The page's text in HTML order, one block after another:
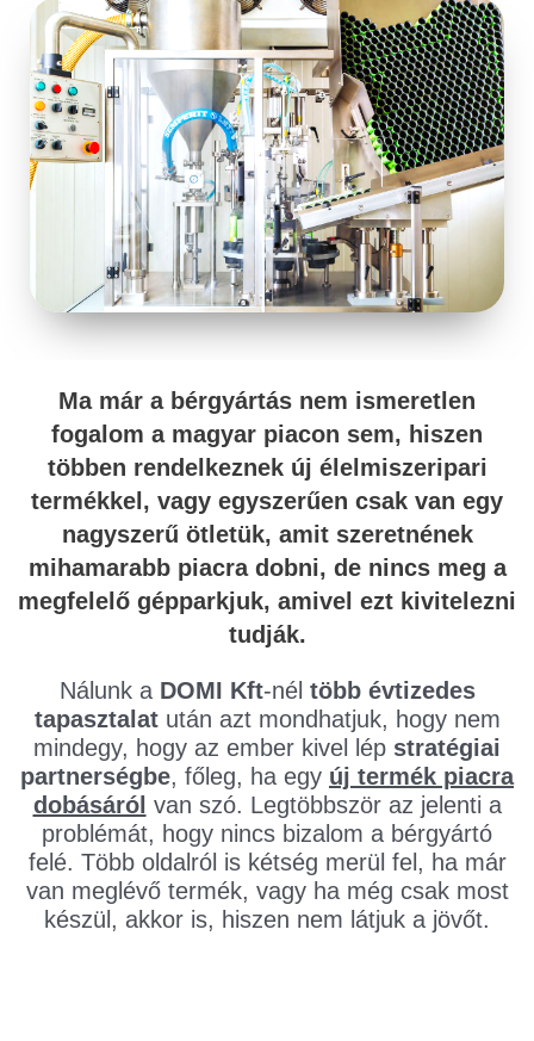
Ma már a bérgyártás nem ismeretlen
fogalom a magyar piacon sem, hiszen
többen rendelkeznek új élelmiszeripari
termékkel, vagy egyszerűen csak van egy
nagyszerű ötletük, amit szeretnének
mihamarabb piacra dobni, de nincs meg a
megfelelő gépparkjuk, amivel ezt kivitelezni
tudják.
Nálunk a DOMI Kft-nél több évtizedes
tapasztalatután azt mondhatjuk, hogy nem
mindegy, hogy az ember kivel lép stratégiai
partnerségbe, főleg, ha egy új termék piacra
dobásáról van szó. Legtöbbször az jelenti a
problémát, hogy nincs bizalom a bérgyártó
felé. Több oldalról is kétség merül fel, ha már
van meglévő termék, vagy ha még csak most
készül, akkor is, hiszen nem látjuk a jövőt.